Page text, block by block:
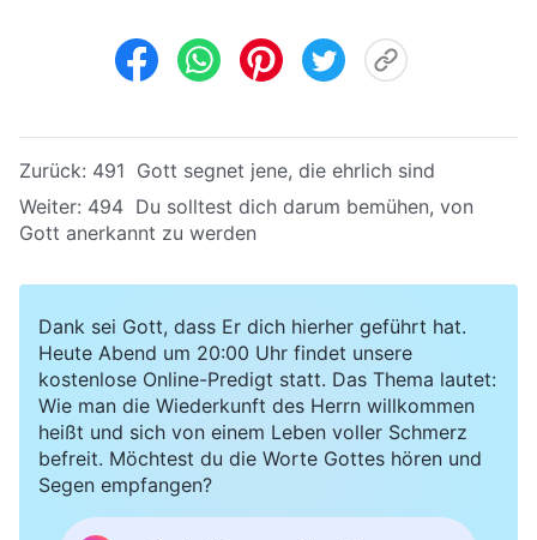
Zurück: 491 Gott segnet jene, die ehrlich sind
Weiter: 494 Du solltest dich darum bemühen, von
Gott anerkannt zu werden
Dank sei Gott, dass Er dich hierher geführt hat.
Heute Abend um 20:00 Uhr findet unsere
kostenlose Online-Predigt statt. Das Thema lautet:
Wie man die Wiederkunft des Herrn willkommen
heißt und sich von einem Leben voller Schmerz
befreit. Möchtest du die Worte Gottes hören und
Segen empfangen?